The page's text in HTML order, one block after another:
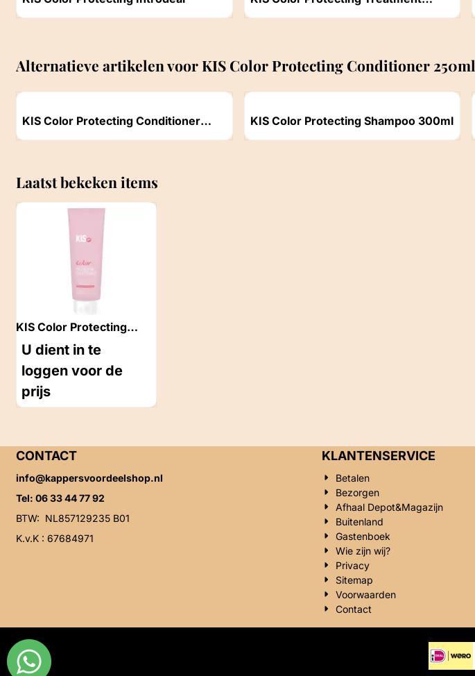
Prijs niet zichtbaar
Prijs niet zichtbaar
Alternatieve artikelen voorKIS Color Protecting Conditioner 250ml
KIS Color Protecting Conditioner
Prijs niet zichtbaar
KIS Color Protecting Shampoo 300ml
Prijs niet zichtbaar
Laatst bekeken items
KIS Color Protecting
Conditioner 250ml
U dient in te
loggen voor de
prijs
CONTACT
info@kappersvoordeelshop.nl
Tel: 06 33 44 77 92
BTW: NL857129235 B01
K.v.K : 67684971
KLANTENSERVICE
Betalen
Bezorgen
Afhaal Depot&Magazijn
Buitenland
Gastenboek
Wie zijn wij?
Privacy
Sitemap
Voorwaarden
Contact